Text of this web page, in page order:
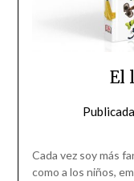
El
Cada vez soy más
como a los niños,